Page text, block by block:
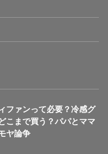
ファンって必要？冷感グ
こまで買う？パパとママ
ヤ論争